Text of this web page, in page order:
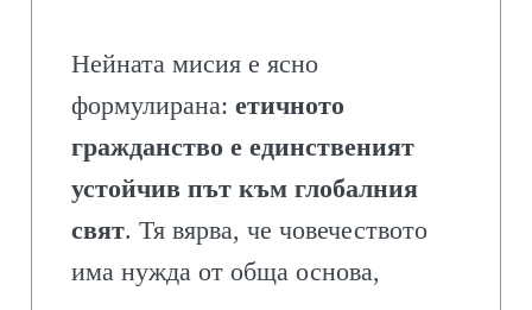
Нейната мисия е ясно
формулирана:етичното
гражданство е единственият
устойчив път към глобалния
свят. Тя вярва, че човечеството
има нужда от обща основа,